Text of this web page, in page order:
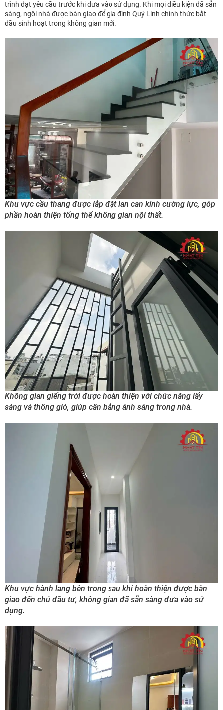
trình đạt yêu cầu trước khi đưa vào sử dụng. Khi mọi điều kiện đã sẵn
sàng, ngôi nhà được bàn giao để gia đình Quý Linh chính thức bắt
đầu sinh hoạt trong không gian mới.
Khu vực cầu thang được lắp đặt lan can kính cường lực, góp
phần hoàn thiện tổng thể không gian nội thất.
Không gian giếng trời được hoàn thiện với chức năng lấy
sáng và thông gió, giúp cân bằng ánh sáng trong nhà.
Khu vực hành lang bên trong sau khi hoàn thiện được bàn
giao đến chủ đầu tư, không gian đã sẵn sàng đưa vào sử
dụng.